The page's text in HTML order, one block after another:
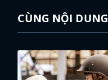
CÙNG NỘI DUNG